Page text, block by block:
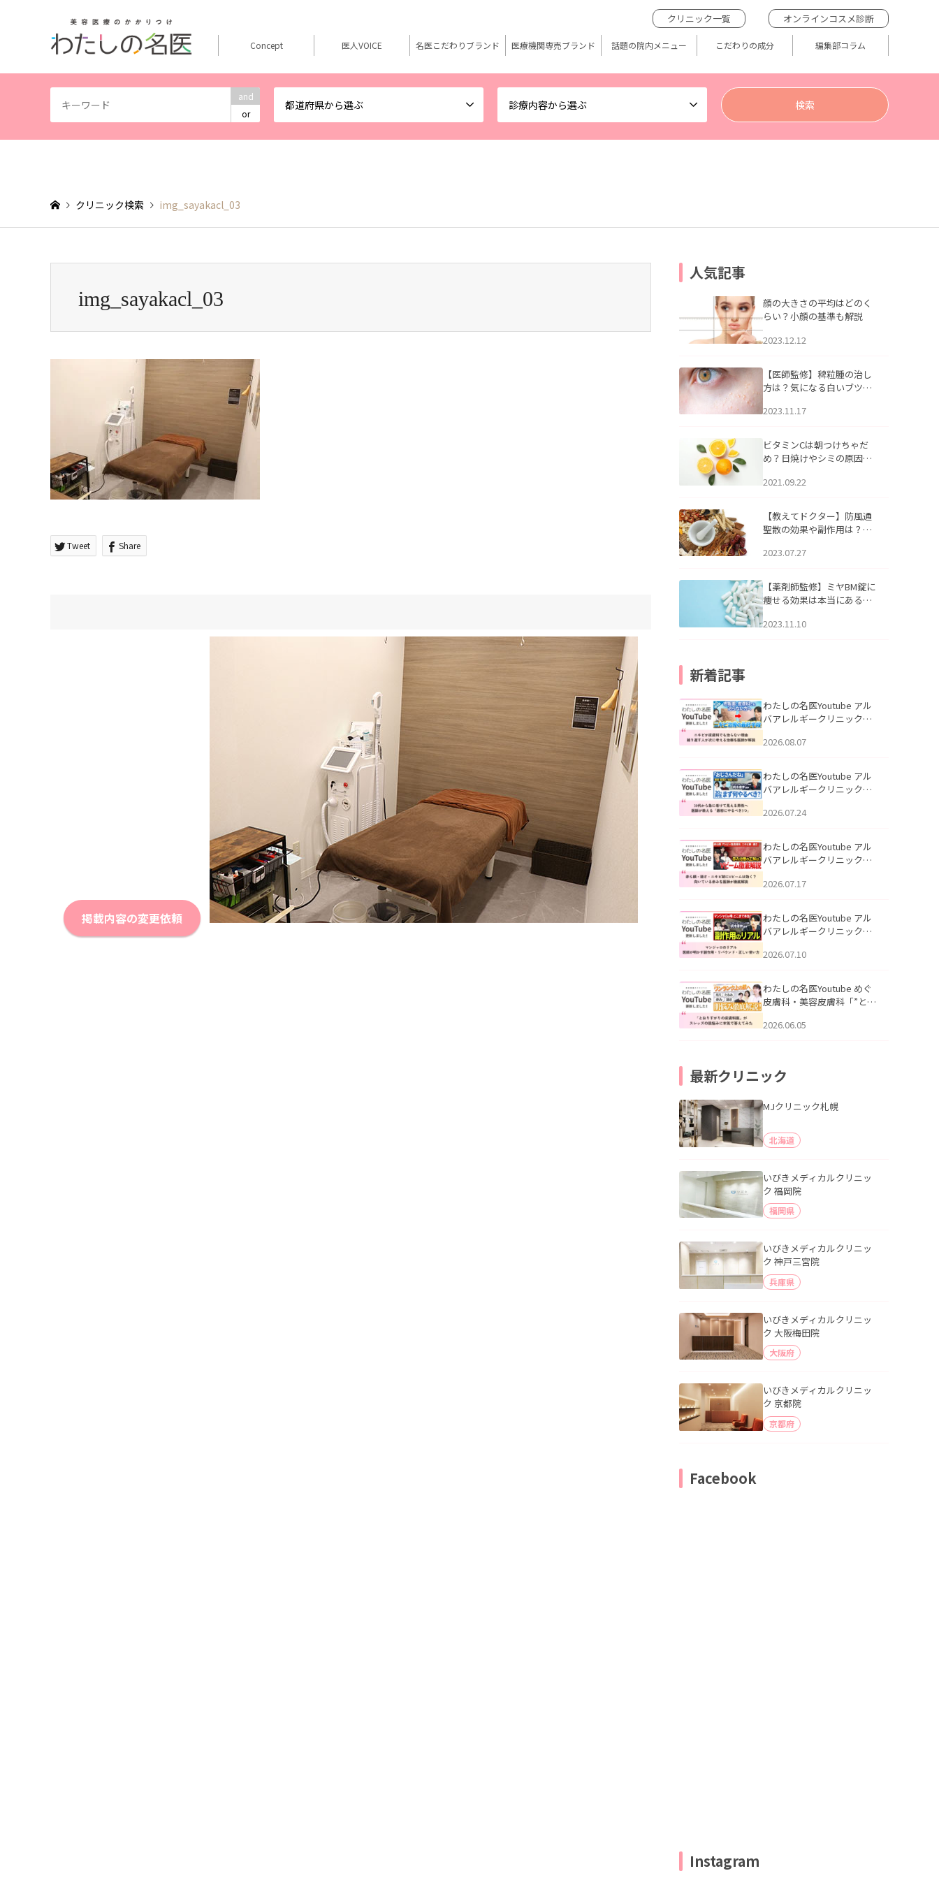
and
or
都道府県から選ぶ 診療内容から選ぶ
クリニック一覧 オンラインコスメ診断
Concept 医人VOICE 名医こだわりブランド 医療機関専売ブランド 話題の院内メニュー こだわりの成分 編集部コラム
クリニック検索 img_sayakacl_03
img_sayakacl_03
Tweet Share
掲載内容の変更依頼
人気記事
顔の大きさの平均はどのく
らい？小顔の基準も解説
2023.12.12
【医師監修】稗粒腫の治し
方は？気になる白いブツブ
アについて
2023.11.17
ビタミンCは朝つけちゃだ
め？日焼けやシミの原因に
2021.09.22
【教えてドクター】防風通
聖散の効果や副作用は？長
2023.07.27
【薬剤師監修】ミヤBM錠に
痩せる効果は本当にある
2023.11.10
新着記事
わたしの名医Youtube アル
バアレルギークリニック札
らない理由｜繰り返す人が
説」を公開いたしました。
2026.08.07
わたしの名医Youtube アル
バアレルギークリニック札
える男性へ｜医師が教える
公開いたしました。
2026.07.24
わたしの名医Youtube アル
バアレルギークリニック札
跡にVビームは効く？向いて
説」を公開いたしました。
2026.07.17
わたしの名医Youtube アル
バアレルギークリニック札
医師が明かす副作用・リバ
公開いたしました。
2026.07.10
わたしの名医Youtube めぐ
皮膚科・美容皮膚科「”とお
ッズの肌悩みに本気で答え
2026.06.05
最新クリニック
MJクリニック札幌
北海道
いびきメディカルクリニッ
ク 福岡院
福岡県
いびきメディカルクリニッ
ク 神戸三宮院
兵庫県
いびきメディカルクリニッ
ク 大阪梅田院
大阪府
いびきメディカルクリニッ
ク 京都院
京都府
Facebook
Instagram